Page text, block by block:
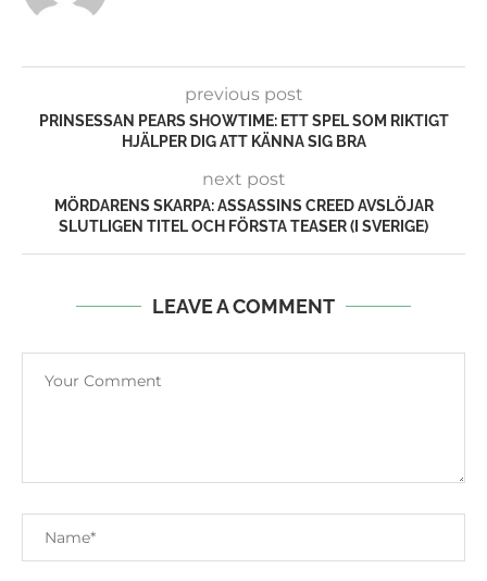
previous post
PRINSESSAN PEARS SHOWTIME: ETT SPEL SOM RIKTIGT
HJÄLPER DIG ATT KÄNNA SIG BRA
next post
MÖRDARENS SKARPA: ASSASSINS CREED AVSLÖJAR
SLUTLIGEN TITEL OCH FÖRSTA TEASER (I SVERIGE)
LEAVE A COMMENT